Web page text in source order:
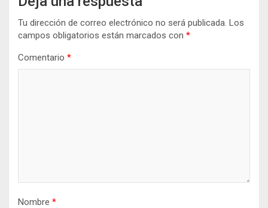
Tu dirección de correo electrónico no será publicada. Los
campos obligatorios están marcados con *
Comentario *
Nombre *